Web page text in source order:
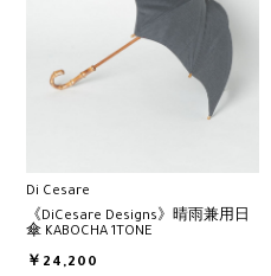
Di Cesare
《DiCesare Designs》晴雨兼用日
傘 KABOCHA 1TONE
￥24,200